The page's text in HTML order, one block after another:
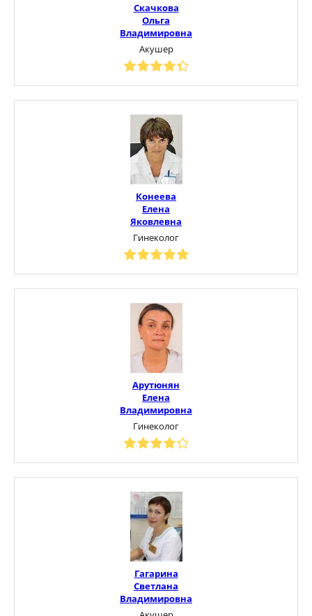
Скачкова
Ольга
Владимировна
Акушер
Конеева
Елена
Яковлевна
Гинеколог
Арутюнян
Елена
Владимировна
Гинеколог
Гагарина
Светлана
Владимировна